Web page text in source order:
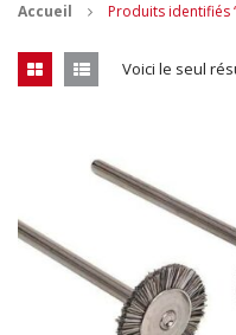
MES ACHATS
Mon compte
Accueil Produits identifiés
Voici le seul